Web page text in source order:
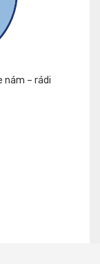
nám – rádi